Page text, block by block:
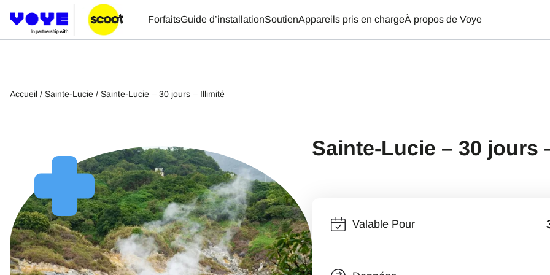
ForfaitsGuide d’installationSoutienAppareils pris en chargeÀ propos de Voye
Accueil / Sainte-Lucie / Sainte-Lucie – 30 jours – Illimité
Sainte-Lucie – 30 jours
Valable Pour